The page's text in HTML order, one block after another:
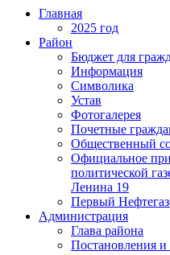
Главная
2025 год
Район
Бюджет для
Информация
Символика
Устав
Фотогалерея
Почетные
Общественный
Официальное
политической
Ленина 19
Первый
Администрация
Глава района
Постановления